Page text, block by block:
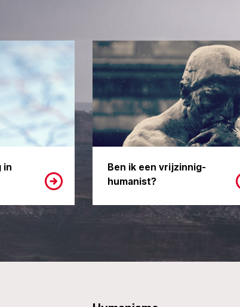
in
Ben ik een vrijzinnig-
humanist?